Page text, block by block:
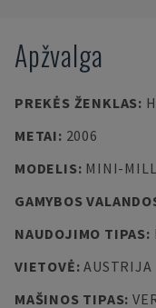
Apžvalga
PREKĖS ŽENKLAS:
METAI: 2006
MODELIS: MINI-
GAMYBOS
NAUDOJIMO TIPAS:
VIETOVĖ:AUSTRIJA
MAŠINOS TIPAS: